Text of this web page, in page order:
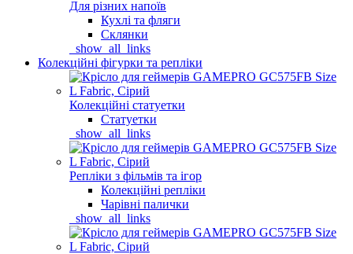
Для різних напоїв
Кухлі та фляги
Склянки
_show_all_links
Колекційні фігурки та репліки
Колекційні статуетки
Статуетки
_show_all_links
Репліки з фільмів та ігор
Колекційні репліки
Чарівні палички
_show_all_links